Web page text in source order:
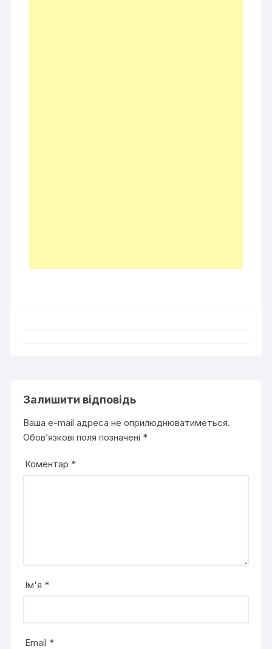
Залишити відповідь
Ваша e-mail адреса не оприлюднюватиметься.
Обов’язкові поля позначені *
Коментар *
Ім'я *
Email *